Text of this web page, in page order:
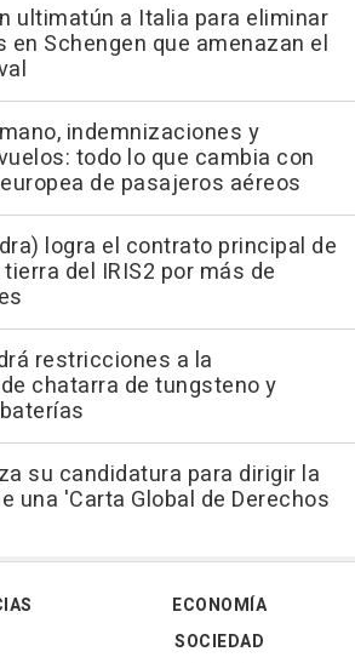
ultimatún a Italia para eliminar
en Schengen que amenazan el
indemnizaciones y
todo lo que cambia con
de pasajeros aéreos
logra el contrato principal de
del IRIS2 por más de
restricciones a la
chatarra de tungsteno y
su candidatura para dirigir la
una 'Carta Global de Derechos
ECONOMÍA
SOCIEDAD